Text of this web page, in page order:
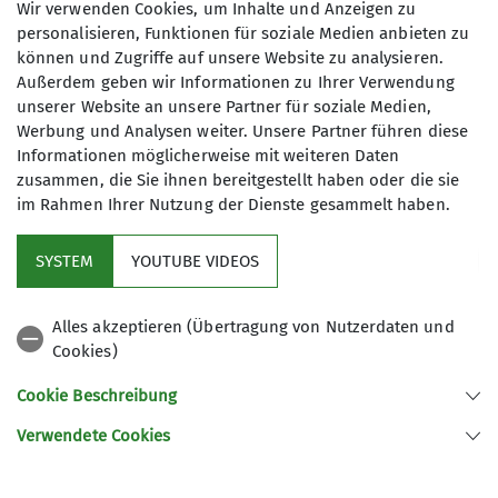
meine Einwilligung jederzeit wiederrufen
kann. *
Mit (*) markierte Felder
sind Pflichtfelder
Absenden
Wir verwenden Cookies, um Inhalte und Anzeigen zu
personalisieren, Funktionen für soziale Medien anbieten zu
können und Zugriffe auf unsere Website zu analysieren.
Außerdem geben wir Informationen zu Ihrer Verwendung
unserer Website an unsere Partner für soziale Medien,
Werbung und Analysen weiter. Unsere Partner führen diese
Informationen möglicherweise mit weiteren Daten
zusammen, die Sie ihnen bereitgestellt haben oder die sie
im Rahmen Ihrer Nutzung der Dienste gesammelt haben.
SYSTEM YOUTUBE VIDEOS
Alles akzeptieren (Übertragung von Nutzerdaten und
Cookies)
Cookie Beschreibung
Verwendete Cookies